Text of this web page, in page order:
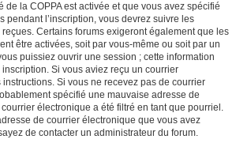
de la COPPA est activée et que vous avez spécifié
pendant l’inscription, vous devrez suivre les
Certains forums exigeront également que les
être activées, soit par vous-même ou soit par un
puissiez ouvrir une session ; cette information
Si vous aviez reçu un courrier
Si vous ne recevez pas de courrier
spécifié une mauvaise adresse de
électronique a été filtré en tant que pourriel.
de courrier électronique que vous avez
de contacter un administrateur du forum.